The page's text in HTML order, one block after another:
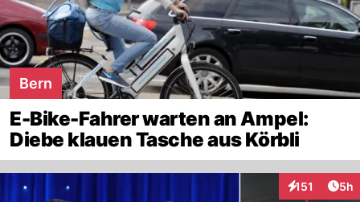
Bern
E-Bike-Fahrer warten an Ampel:
Diebe klauen Tasche aus Körbli
151
Interaktionen
5h